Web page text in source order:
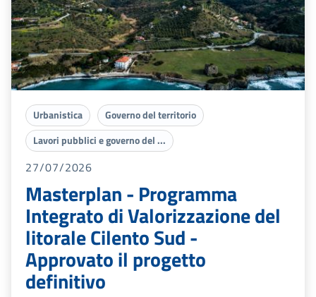
Urbanistica
Governo del territorio
Lavori pubblici e governo del ...
27/07/2026
Masterplan - Programma
Integrato di Valorizzazione del
litorale Cilento Sud -
Approvato il progetto
definitivo